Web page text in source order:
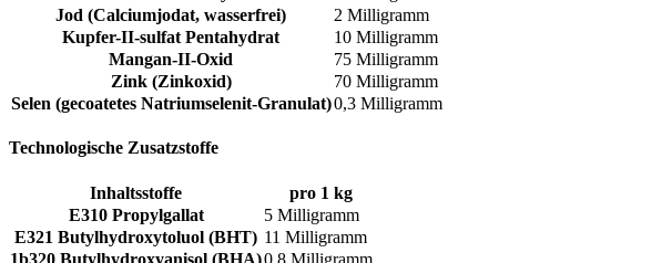
Jod (Calciumjodat, wasserfrei)
2 Milligramm
Kupfer-II-sulfat Pentahydrat
10 Milligramm
Mangan-II-Oxid
75 Milligramm
Zink (Zinkoxid)
70 Milligramm
Selen (gecoatetes Natriumselenit-Granulat)0,3 Milligramm
Technologische Zusatzstoffe
Inhaltsstoffe
pro 1 kg
E310 Propylgallat
5 Milligramm
E321 Butylhydroxytoluol (BHT) 11 Milligramm
1b320 Butylhydroxyanisol (BHA)0,8 Milligramm